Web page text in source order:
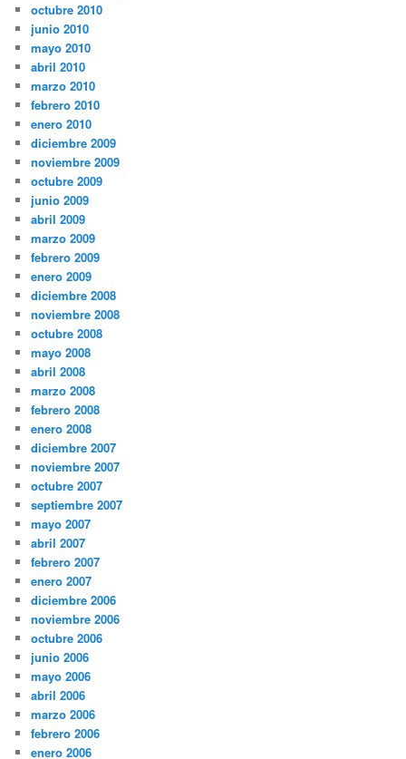
octubre 2010
junio 2010
mayo 2010
abril 2010
marzo 2010
febrero 2010
enero 2010
diciembre 2009
noviembre 2009
octubre 2009
junio 2009
abril 2009
marzo 2009
febrero 2009
enero 2009
diciembre 2008
noviembre 2008
octubre 2008
mayo 2008
abril 2008
marzo 2008
febrero 2008
enero 2008
diciembre 2007
noviembre 2007
octubre 2007
septiembre 2007
mayo 2007
abril 2007
febrero 2007
enero 2007
diciembre 2006
noviembre 2006
octubre 2006
junio 2006
mayo 2006
abril 2006
marzo 2006
febrero 2006
enero 2006